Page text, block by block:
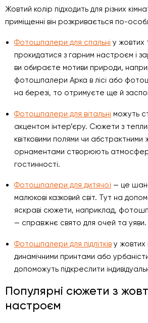
Жовтий колір підходить для різних
приміщенні він розкривається по-
Фотошпалери для спальні у жовтих
прокидатися з гарним настроєм і
ви обираєте мотиви природи,
фотошпалери Арка в лісі або
на березі, то отримуєте ще й
Фотошпалери для вітальні можуть
акцентом інтер’єру. Сюжети з
квітковими полями чи абстрактними
орнаментами створюють
гостинності.
Фотошпалери для дитячої — це
малюкові казковий світ. Тут на
яскраві сюжети, наприклад,
— справжнє свято для очей та уяви.
Фотошпалери для підлітків у жовтих
динамічними принтами або
допоможуть підкреслити
Популярні сюжети з
настроєм